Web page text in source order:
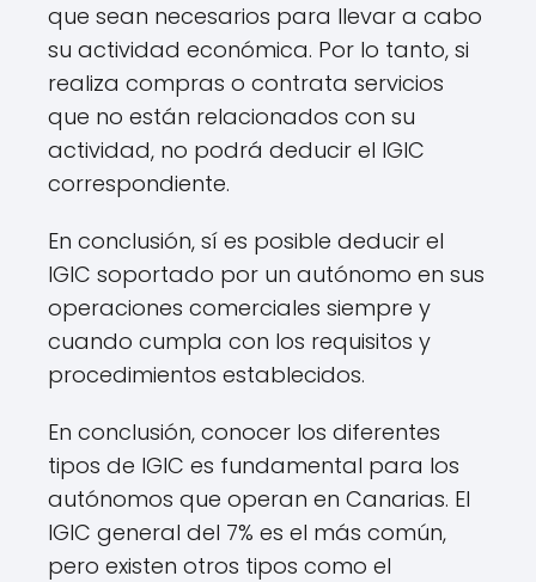
que sean necesarios para llevar a cabo
su actividad económica. Por lo tanto, si
realiza compras o contrata servicios
que no están relacionados con su
actividad, no podrá deducir el IGIC
correspondiente.
En conclusión, sí es posible deducir el
IGIC soportado por un autónomo en sus
operaciones comerciales siempre y
cuando cumpla con los requisitos y
procedimientos establecidos.
En conclusión, conocer los diferentes
tipos de IGIC es fundamental para los
autónomos que operan en Canarias. El
IGIC general del 7% es el más común,
pero existen otros tipos como el